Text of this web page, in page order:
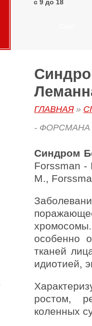
с 9 до 18
ГЛАВНАЯ»
- ФОРСМАНА
Синдром
Forssman -
M.,
особенно
тканей
идиотией,
ростом,
коленных